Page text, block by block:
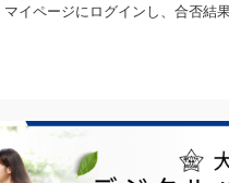
イページにログインし、合否結